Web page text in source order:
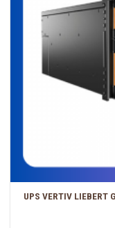
UPS VERTIV LIEBERT